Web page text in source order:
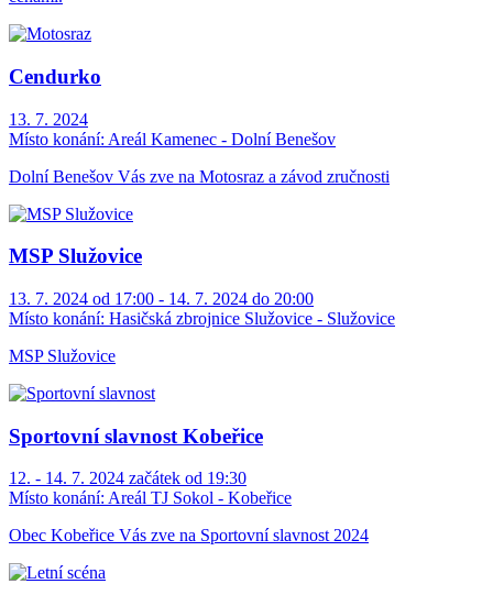
Cendurko
13. 7. 2024
Místo konání: Areál Kamenec - Dolní Benešov
Dolní Benešov Vás zve na Motosraz a závod zručnosti
MSP Služovice
13. 7. 2024 od 17:00 - 14. 7. 2024 do 20:00
Místo konání: Hasičská zbrojnice Služovice - Služovice
MSP Služovice
Sportovní slavnost Kobeřice
12. - 14. 7. 2024 začátek od 19:30
Místo konání: Areál TJ Sokol - Kobeřice
Obec Kobeřice Vás zve na Sportovní slavnost 2024